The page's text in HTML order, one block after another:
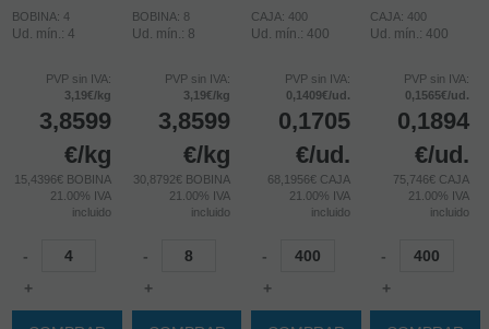
BOBINA: 4
Ud. mín.: 4
PVP sin IVA:
3,19€/kg
3,8599
€/kg
15,4396€ BOBINA
21.00% IVA
incluido
-
+
BOBINA: 8
Ud. mín.: 8
PVP sin IVA:
3,19€/kg
3,8599
€/kg
30,8792€ BOBINA
21.00% IVA
incluido
-
+
CAJA: 400
Ud. mín.: 400
PVP sin IVA:
0,1409€/ud.
0,1705
€/ud.
68,1956€ CAJA
21.00% IVA
incluido
-
+
CAJA: 400
Ud. mín.: 400
PVP sin IVA:
0,1565€/ud.
0,1894
€/ud.
75,746€ CAJA
21.00% IVA
incluido
-
+